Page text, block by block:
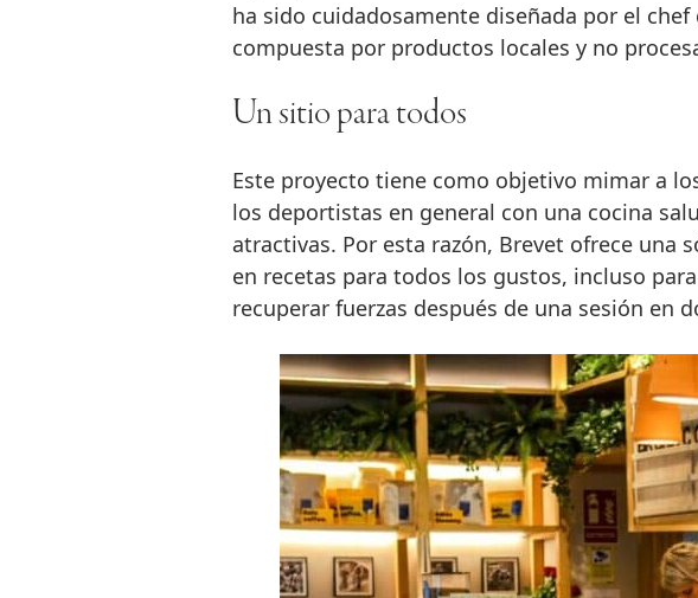
ha sido cuidadosamente diseñada por el chef
compuesta por productos locales y no
Un sitio para todos
Este proyecto tiene como objetivo mimar a
los deportistas en general con una cocina
atractivas. Por esta razón, Brevet ofrece una
en recetas para todos los gustos, incluso
recuperar fuerzas después de una sesión en